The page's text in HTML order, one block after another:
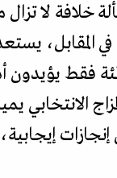
خلافة لا
تتراوح بين 12 و15
الانتخابي
إلى إنجازات